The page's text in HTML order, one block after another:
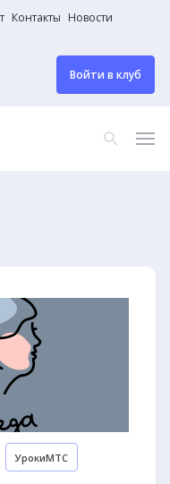
Контакты Новости
Войти в клуб
УрокиМТС